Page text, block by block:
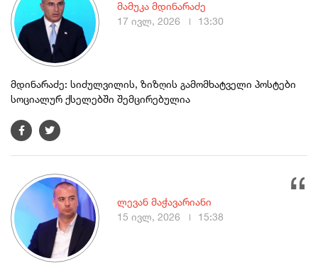
მდინარაძე: სიძულვილის, ზიზღის გამომხატველი პოსტები
სოციალურ ქსელებში შემცირებულია
მამუკა მდინარაძე
17 ივლ, 2026
13:30
ლევან მაჭავარიანი
15 ივლ, 2026
15:38